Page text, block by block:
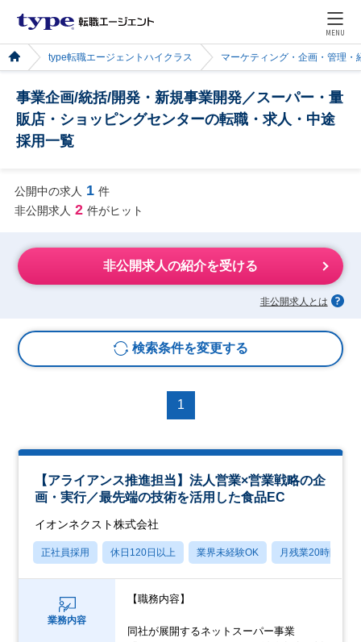
MENU
type転職エージェントハイクラス マーケティング・企画・管理・
事業企画/統括/開発・新規事業開発／スーパー・量
販店・ショッピングセンターの転職・求人・中途
採用一覧
公開中の求人 1 件
非公開求人 2 件がヒット
非公開求人の紹介を受ける
非公開求人とは
検索条件を変更する
1
【アライアンス推進担当】法人営業×営業戦略の企
画・実行／最先端の技術を活用した食品EC
イオンネクスト株式会社
正社員採用 休日120日以上 業界未経験OK 月残業20時間以内
業務内容
【職務内容】
同社が展開するネットスーパー事業